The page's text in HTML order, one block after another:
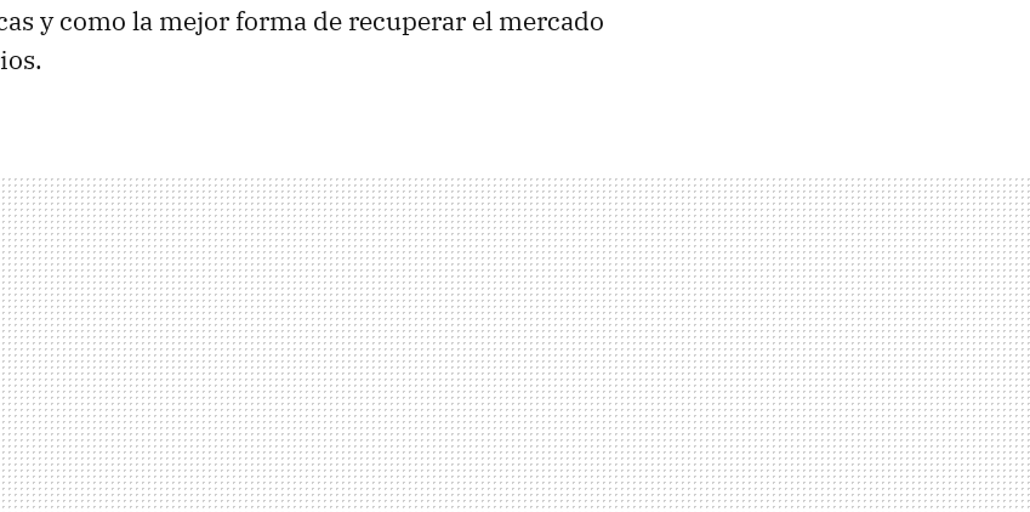
y como la mejor forma de recuperar el mercado